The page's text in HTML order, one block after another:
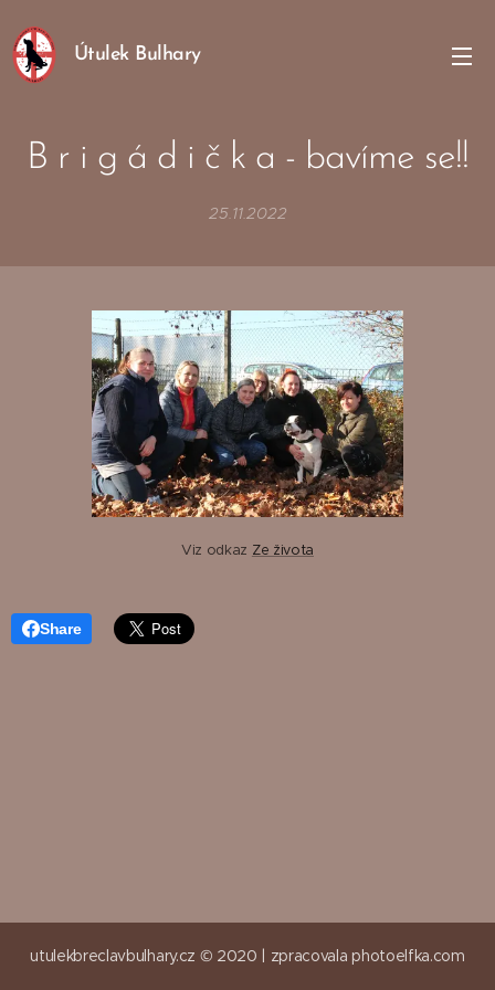
Útulek Bulhary
B r i g á d i č k a - bavíme se!!
25.11.2022
Viz odkaz Ze života
Share
utulekbreclavbulhary.cz © 2020 | zpracovala photoelfka.com